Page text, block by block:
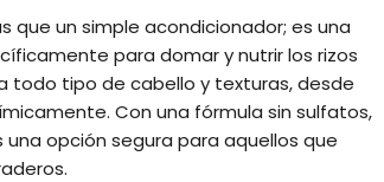
que un simple acondicionador; es una
para domar y nutrir los rizos
todo tipo de cabello y texturas, desde
Con una fórmula sin sulfatos,
opción segura para aquellos que